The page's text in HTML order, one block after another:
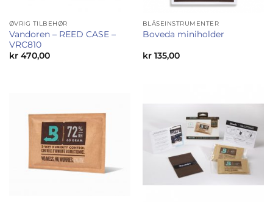
ØVRIG TILBEHØR
Vandoren – REED CASE –
VRC810
kr470,00
BLÅSEINSTRUMENTER
Boveda miniholder
kr135,00